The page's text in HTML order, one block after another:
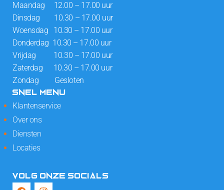
Maandag 12.00 – 17.00 uur
Dinsdag 10.30 – 17.00 uur
Woensdag 10.30 – 17.00 uur
Donderdag 10.30 – 17.00 uur
Vrijdag 10.30 – 17.00 uur
Zaterdag 10.30 – 17.00 uur
Zondag Gesloten
SNEL MENU
Klantenservice
Over ons
Diensten
Locaties
VOLG ONZE SOCIALS